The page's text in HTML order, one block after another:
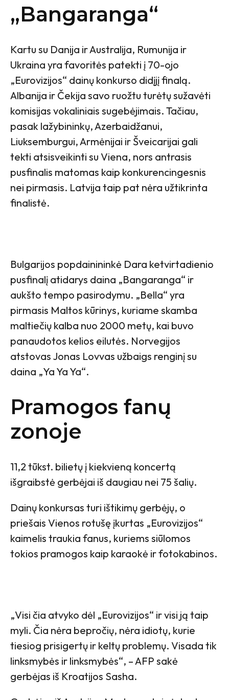
„Bangaranga“
Kartu su Danija ir Australija, Rumunija ir
Ukraina yra favoritės patekti į 70-ojo
„Eurovizijos“ dainų konkurso didįjį finalą.
Albanija ir Čekija savo ruožtu turėtų sužavėti
komisijas vokaliniais sugebėjimais. Tačiau,
pasak lažybininkų, Azerbaidžanui,
Liuksemburgui, Armėnijai ir Šveicarijai gali
tekti atsisveikinti su Viena, nors antrasis
pusfinalis matomas kaip konkurencingesnis
nei pirmasis. Latvija taip pat nėra užtikrinta
finalistė.
Bulgarijos popdainininkė Dara ketvirtadienio
pusfinalį atidarys daina „Bangaranga“ ir
aukšto tempo pasirodymu. „Bella“ yra
pirmasis Maltos kūrinys, kuriame skamba
maltiečių kalba nuo 2000 metų, kai buvo
panaudotos kelios eilutės. Norvegijos
atstovas Jonas Lovvas užbaigs renginį su
daina „Ya Ya Ya“.
Pramogos fanų
zonoje
11,2 tūkst. bilietų į kiekvieną koncertą
išgraibstė gerbėjai iš daugiau nei 75 šalių.
Dainų konkursas turi ištikimų gerbėjų, o
priešais Vienos rotušę įkurtas „Eurovizijos“
kaimelis traukia fanus, kuriems siūlomos
tokios pramogos kaip karaokė ir fotokabinos.
„Visi čia atvyko dėl „Eurovizijos“ ir visi ją taip
myli. Čia nėra bepročių, nėra idiotų, kurie
tiesiog prisigertų ir keltų problemų. Visada tik
linksmybės ir linksmybės“, – AFP sakė
gerbėjas iš Kroatijos Sasha.